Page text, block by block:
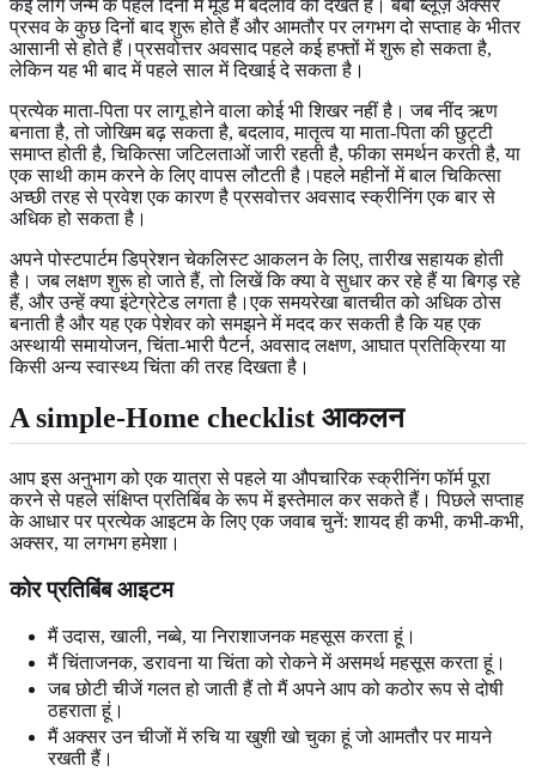
कई लोग जन्म के पहले दिनों में मूड में बदलाव को देखते हैं। बेबी ब्लूज़ अक्सर
प्रसव के कुछ दिनों बाद शुरू होते हैं और आमतौर पर लगभग दो सप्ताह के भीतर
आसानी से होते हैं।प्रसवोत्तर अवसाद पहले कई हफ्तों में शुरू हो सकता है,
लेकिन यह भी बाद में पहले साल में दिखाई दे सकता है।
प्रत्येक माता-पिता पर लागू होने वाला कोई भी शिखर नहीं है। जब नींद ऋण
बनाता है, तो जोखिम बढ़ सकता है, बदलाव, मातृत्व या माता-पिता की छुट्टी
समाप्त होती है, चिकित्सा जटिलताओं जारी रहती है, फीका समर्थन करती है, या
एक साथी काम करने के लिए वापस लौटती है।पहले महीनों में बाल चिकित्सा
अच्छी तरह से प्रवेश एक कारण है प्रसवोत्तर अवसाद स्क्रीनिंग एक बार से
अधिक हो सकता है।
अपने पोस्टपार्टम डिप्रेशन चेकलिस्ट आकलन के लिए, तारीख सहायक होती
है। जब लक्षण शुरू हो जाते हैं, तो लिखें कि क्या वे सुधार कर रहे हैं या बिगड़ रहे
हैं, और उन्हें क्या इंटेग्रेटेड लगता है।एक समयरेखा बातचीत को अधिक ठोस
बनाती है और यह एक पेशेवर को समझने में मदद कर सकती है कि यह एक
अस्थायी समायोजन, चिंता-भारी पैटर्न, अवसाद लक्षण, आघात प्रतिक्रिया या
किसी अन्य स्वास्थ्य चिंता की तरह दिखता है।
A simple-Home checklist आकलन
आप इस अनुभाग को एक यात्रा से पहले या औपचारिक स्क्रीनिंग फॉर्म पूरा
करने से पहले संक्षिप्त प्रतिबिंब के रूप में इस्तेमाल कर सकते हैं। पिछले सप्ताह
के आधार पर प्रत्येक आइटम के लिए एक जवाब चुनें: शायद ही कभी, कभी-कभी,
अक्सर, या लगभग हमेशा।
कोर प्रतिबिंब आइटम
मैं उदास, खाली, नब्बे, या निराशाजनक महसूस करता हूं।
मैं चिंताजनक, डरावना या चिंता को रोकने में असमर्थ महसूस करता हूं।
जब छोटी चीजें गलत हो जाती हैं तो मैं अपने आप को कठोर रूप से दोषी
ठहराता हूं।
मैं अक्सर उन चीजों में रुचि या खुशी खो चुका हूं जो आमतौर पर मायने
रखती हैं।